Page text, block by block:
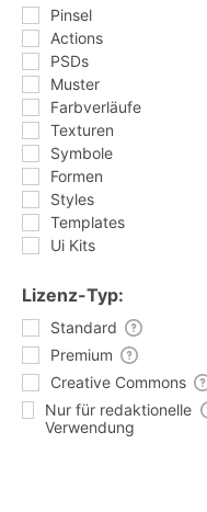
Pinsel
Actions
PSDs
Muster
Farbverläufe
Texturen
Symbole
Formen
Styles
Templates
Ui Kits
Lizenz-Typ:
Standard
Premium
Creative Commons
Nur für redaktionelle
Verwendung